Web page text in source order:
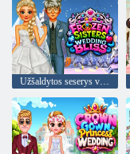
Užšaldytos seserys vestuvių palaima